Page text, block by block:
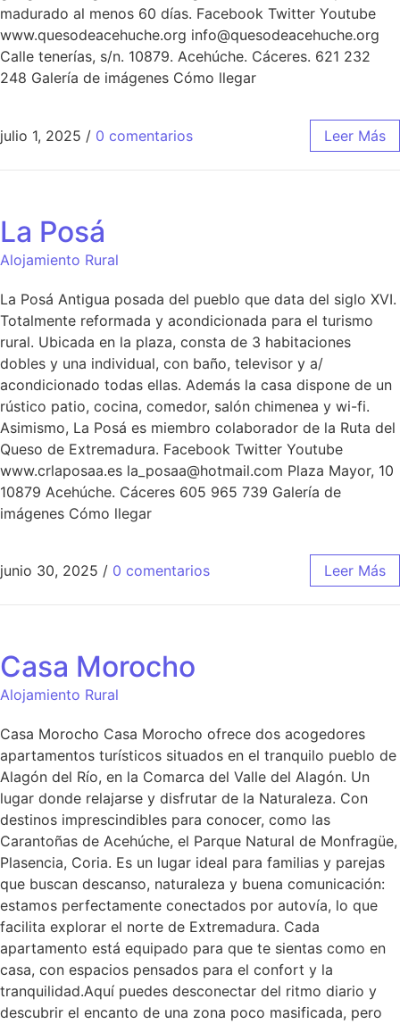
madurado al menos 60 días. Facebook Twitter Youtube
www.quesodeacehuche.org info@quesodeacehuche.org
Calle tenerías, s/n. 10879. Acehúche. Cáceres. 621 232
248 Galería de imágenes Cómo llegar
julio 1, 2025 / 0 comentarios Leer Más
La Posá
Alojamiento Rural
La Posá Antigua posada del pueblo que data del siglo XVI.
Totalmente reformada y acondicionada para el turismo
rural. Ubicada en la plaza, consta de 3 habitaciones
dobles y una individual, con baño, televisor y a/
acondicionado todas ellas. Además la casa dispone de un
rústico patio, cocina, comedor, salón chimenea y wi-fi.
Asimismo, La Posá es miembro colaborador de la Ruta del
Queso de Extremadura. Facebook Twitter Youtube
www.crlaposaa.es la_posaa@hotmail.com Plaza Mayor, 10
10879 Acehúche. Cáceres 605 965 739 Galería de
imágenes Cómo llegar
junio 30, 2025 / 0 comentarios Leer Más
Casa Morocho
Alojamiento Rural
Casa Morocho Casa Morocho ofrece dos acogedores
apartamentos turísticos situados en el tranquilo pueblo de
Alagón del Río, en la Comarca del Valle del Alagón. Un
lugar donde relajarse y disfrutar de la Naturaleza. Con
destinos imprescindibles para conocer, como las
Carantoñas de Acehúche, el Parque Natural de Monfragüe,
Plasencia, Coria. Es un lugar ideal para familias y parejas
que buscan descanso, naturaleza y buena comunicación:
estamos perfectamente conectados por autovía, lo que
facilita explorar el norte de Extremadura. Cada
apartamento está equipado para que te sientas como en
casa, con espacios pensados para el confort y la
tranquilidad.Aquí puedes desconectar del ritmo diario y
descubrir el encanto de una zona poco masificada, pero